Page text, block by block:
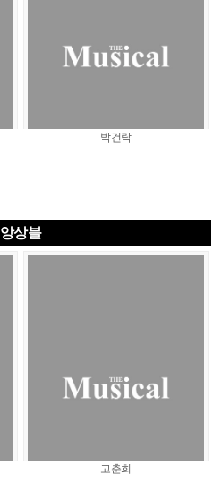
박건락
앙상블
고춘희